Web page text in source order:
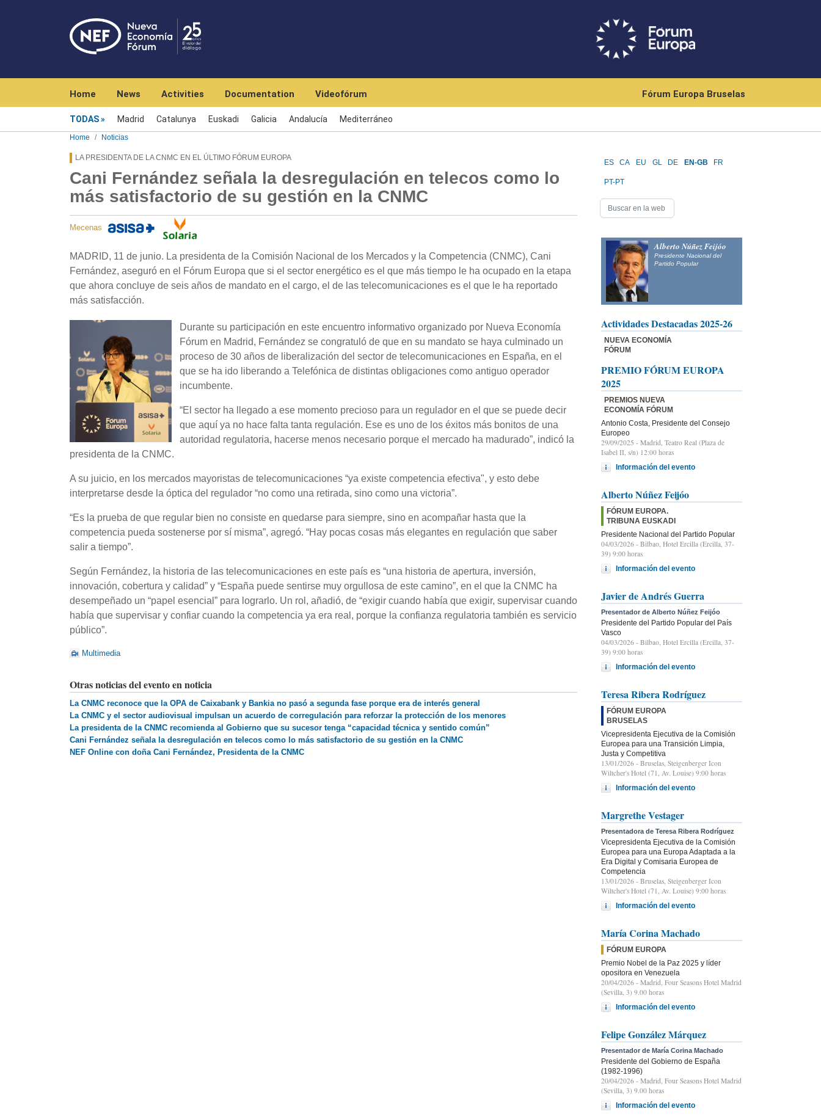
Home News Activities Documentation Videofórum Fórum Europa Bruselas
TODAS Madrid Catalunya Euskadi Galicia Andalucía Mediterráneo
Home Noticias
LA PRESIDENTA DE LA CNMC EN EL ÚLTIMO FÓRUM EUROPA
Cani Fernández señala la desregulación en telecos como lo
más satisfactorio de su gestión en la CNMC
Mecenas
MADRID, 11 de junio. La presidenta de la Comisión Nacional de los Mercados y la Competencia (CNMC), Cani
Fernández, aseguró en el Fórum Europa que si el sector energético es el que más tiempo le ha ocupado en la etapa
que ahora concluye de seis años de mandato en el cargo, el de las telecomunicaciones es el que le ha reportado
más satisfacción.
Durante su participación en este encuentro informativo organizado por Nueva Economía
Fórum en Madrid, Fernández se congratuló de que en su mandato se haya culminado un
proceso de 30 años de liberalización del sector de telecomunicaciones en España, en el
que se ha ido liberando a Telefónica de distintas obligaciones como antiguo operador
incumbente.
“El sector ha llegado a ese momento precioso para un regulador en el que se puede decir
que aquí ya no hace falta tanta regulación. Ese es uno de los éxitos más bonitos de una
autoridad regulatoria, hacerse menos necesario porque el mercado ha madurado”, indicó la
presidenta de la CNMC.
A su juicio, en los mercados mayoristas de telecomunicaciones “ya existe competencia efectiva", y esto debe
interpretarse desde la óptica del regulador “no como una retirada, sino como una victoria”.
“Es la prueba de que regular bien no consiste en quedarse para siempre, sino en acompañar hasta que la
competencia pueda sostenerse por sí misma”, agregó. “Hay pocas cosas más elegantes en regulación que saber
salir a tiempo”.
Según Fernández, la historia de las telecomunicaciones en este país es “una historia de apertura, inversión,
innovación, cobertura y calidad” y “España puede sentirse muy orgullosa de este camino”, en el que la CNMC ha
desempeñado un “papel esencial” para lograrlo. Un rol, añadió, de “exigir cuando había que exigir, supervisar cuando
había que supervisar y confiar cuando la competencia ya era real, porque la confianza regulatoria también es servicio
público”.
Multimedia
Otras noticias del evento en noticia
La CNMC reconoce que la OPA de Caixabank y Bankia no pasó a segunda fase porque era de interés general
La CNMC y el sector audiovisual impulsan un acuerdo de corregulación para reforzar la protección de los menores
La presidenta de la CNMC recomienda al Gobierno que su sucesor tenga “capacidad técnica y sentido común”
Cani Fernández señala la desregulación en telecos como lo más satisfactorio de su gestión en la CNMC
NEF Online con doña Cani Fernández, Presidenta de la CNMC
ES CA EU GL DE EN-GB FR
PT-PT
Alberto Núñez Feijóo
Presidente Nacional del
Partido Popular
Actividades Destacadas 2025-26
NUEVA ECONOMÍA
FÓRUM
PREMIO FÓRUM EUROPA
2025
PREMIOS NUEVA
ECONOMÍA FÓRUM
Antonio Costa, Presidente del Consejo
Europeo
29/09/2025 - Madrid, Teatro Real (Plaza de
Isabel II, s/n) 12:00 horas
Información del evento
Alberto Núñez Feijóo
FÓRUM EUROPA.
TRIBUNA EUSKADI
Presidente Nacional del Partido Popular
04/03/2026 - Bilbao, Hotel Ercilla (Ercilla, 37-
39) 9:00 horas
Información del evento
Javier de Andrés Guerra
Presentador de Alberto Núñez Feijóo
Presidente del Partido Popular del País
Vasco
04/03/2026 - Bilbao, Hotel Ercilla (Ercilla, 37-
39) 9:00 horas
Información del evento
Teresa Ribera Rodríguez
FÓRUM EUROPA
BRUSELAS
Vicepresidenta Ejecutiva de la Comisión
Europea para una Transición Limpia,
Justa y Competitiva
13/01/2026 - Bruselas, Steigenberger Icon
Wiltcher's Hotel (71, Av. Louise) 9:00 horas
Información del evento
Margrethe Vestager
Presentadora de Teresa Ribera Rodríguez
Vicepresidenta Ejecutiva de la Comisión
Europea para una Europa Adaptada a la
Era Digital y Comisaria Europea de
Competencia
13/01/2026 - Bruselas, Steigenberger Icon
Wiltcher's Hotel (71, Av. Louise) 9:00 horas
Información del evento
María Corina Machado
FÓRUM EUROPA
Premio Nobel de la Paz 2025 y líder
opositora en Venezuela
20/04/2026 - Madrid, Four Seasons Hotel Madrid
(Sevilla, 3) 9.00 horas
Información del evento
Felipe González Márquez
Presentador de María Corina Machado
Presidente del Gobierno de España
(1982-1996)
20/04/2026 - Madrid, Four Seasons Hotel Madrid
(Sevilla, 3) 9.00 horas
Información del evento